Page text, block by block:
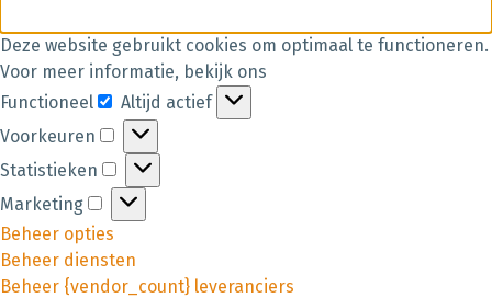
Deze website gebruikt cookies om optimaal te functioneren.
Voor meer informatie, bekijk ons
Functioneel
Altijd actief
Voorkeuren
Statistieken
Marketing
Beheer opties
Beheer diensten
Beheer {vendor_count} leveranciers